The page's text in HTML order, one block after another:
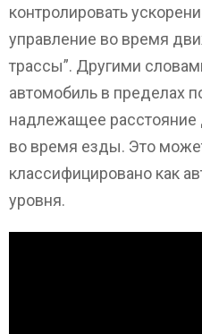
контролировать
управление во время
трассы”. Другими
автомобиль в пределах
надлежащее
во время езды. Это
классифицировано как
уровня.